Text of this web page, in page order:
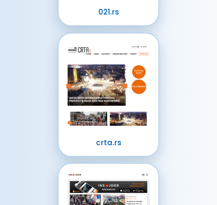
021.rs
crta.rs